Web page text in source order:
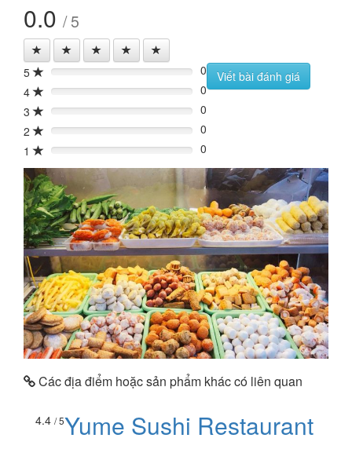
0.0 / 5
5 0%
0
4
0%
0
3
0%
0
2
0%
0
1
0% 0
Viết bài đánh giá
Các địa điểm hoặc sản phẩm khác có liên quan
4.4 / 5Yume Sushi Restaurant